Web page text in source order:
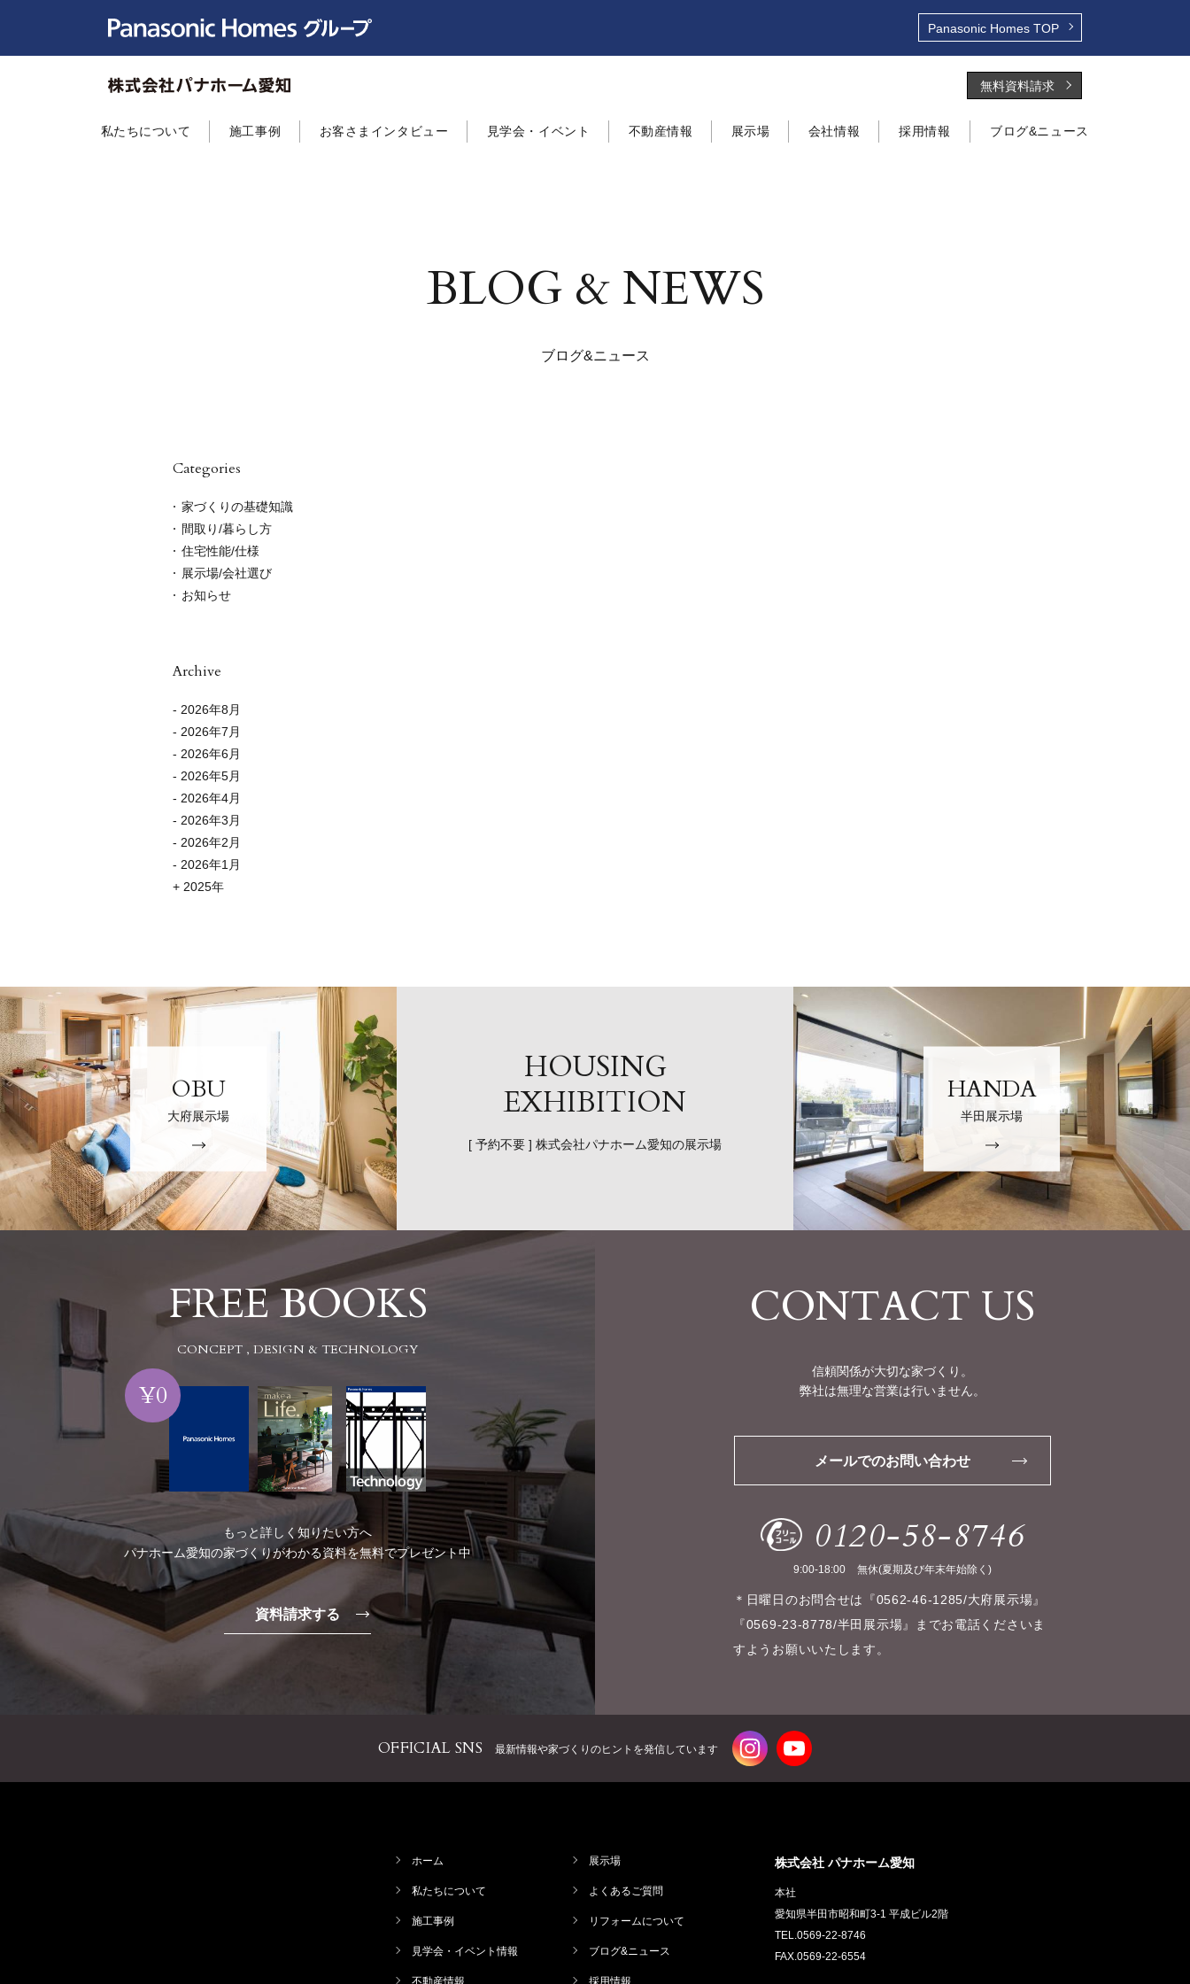
Panasonic Homes TOP
無料資料請求
私たちについて 施工事例 お客さまインタビュー 見学会・イベント 不動産情報 展示場 会社情報 採用情報 ブログ&ニュース
BLOG & NEWS
ブログ&ニュース
Categories
家づくりの基礎知識
間取り/暮らし方
住宅性能/仕様
展示場/会社選び
お知らせ
Archive
- 2026年8月
- 2026年7月
- 2026年6月
- 2026年5月
- 2026年4月
- 2026年3月
- 2026年2月
- 2026年1月
2025年
HOUSING
EXHIBITION
[ 予約不要 ] 株式会社パナホーム愛知の展示場
OBU
大府展示場
HANDA
半田展示場
FREE BOOKS
CONCEPT , DESIGN & TECHNOLOGY
¥0
もっと詳しく知りたい方へ
パナホーム愛知の家づくりがわかる資料を無料でプレゼント中
資料請求する
CONTACT US
信頼関係が大切な家づくり。
弊社は無理な営業は行いません。
メールでのお問い合わせ
0120-58-8746
9:00-18:00 無休(夏期及び年末年始除く)
＊日曜日のお問合せは『0562-46-1285/大府展示場』
『0569-23-8778/半田展示場』までお電話くださいま
すようお願いいたします。
OFFICIAL SNS 最新情報や家づくりのヒントを発信しています
ホーム 展示場
私たちについて よくあるご質問
施工事例 リフォームについて
見学会・イベント情報 ブログ&ニュース
不動産情報 採用情報
株式会社 パナホーム愛知
本社
愛知県半田市昭和町3-1 平成ビル2階
TEL.0569-22-8746
FAX.0569-22-6554